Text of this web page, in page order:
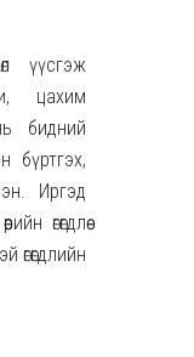
үүсгэж
цахим
бидний
бүртгэх,
Иргэд
өгөгдлөө
өгөгдлийн